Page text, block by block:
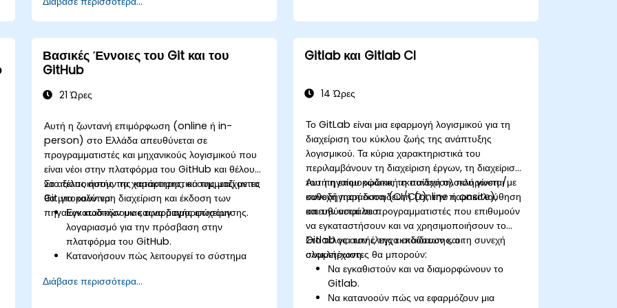
περιβάλλον νέφους βασισμένο σε κοντέινερ.
Βασικές Έννοιες του Git και του
GitHub
21 Ώρες
Αυτή η ζωντανή επιμόρφωση (online ή in-
person) στο Ελλάδα απευθύνεται σε
προγραμματιστές και μηχανικούς λογισμικού που
είναι νέοι στην πλατφόρμα του GitHub και θέλουν
να αξιοποιήσουν τα χαρακτηριστικά της μαζί με το
Git για καλύτερη διαχείριση και έκδοση των
πηγαίων κωδικών μιας εφαρμογής επιχείρησης.
Στο τέλος αυτής της κατάρτισης, οι συμμετέχοντες
θα μπορούν να:
Εγκαταστήσουν και να διαμορφώσουν
λογαριασμό για την πρόσβαση στην
πλατφόρμα του GitHub.
Κατανοήσουν πώς λειτουργεί το σύστημα
εννοιών που αποτελούν τη βάση του GitHub.
Διάβασε περισσότερα...
Gitlab και Gitlab CI
14 Ώρες
Το GitLab είναι μια εφαρμογή λογισμικού για τη
διαχείριση του κύκλου ζωής της ανάπτυξης
λογισμικού. Τα κύρια χαρακτηριστικά του
περιλαμβάνουν τη διαχείριση έργων, τη διαχείριση
του πηγαίου κώδικα, τη συνεχή ολοκλήρωση /
συνεχή παράδοση (CI/CD), την παρακολούθηση
και την ασφάλεια.
Αυτή η επιμορφωτική εκπαίδευση, που γίνεται με
καθοδήγηση εκπαιδευτή (online ή onsite),
απευθύνεται σε προγραμματιστές που επιθυμούν
να εγκαταστήσουν και να χρησιμοποιήσουν το
Gitlab για τον έλεγχο εκδόσεων και τη συνεχή
ολοκλήρωση.
Στο τέλος αυτής της εκπαίδευσης, οι
συμμετέχοντες θα μπορούν:
Να εγκαθιστούν και να διαμορφώνουν το
Gitlab.
Να κατανοούν πώς να εφαρμόζουν μια